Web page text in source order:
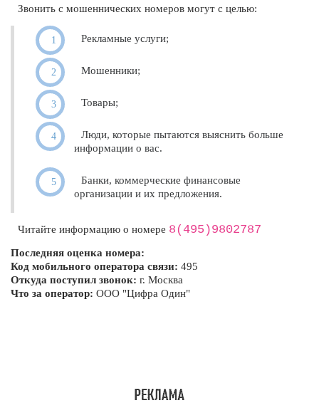
Звонить с мошеннических номеров могут с целью:
Рекламные услуги;
Мошенники;
Товары;
Люди, которые пытаются выяснить больше
информации о вас.
Банки, коммерческие финансовые
организации и их предложения.
Читайте информацию о номере 8(495)9802787
Последняя оценка номера:
Код мобильного оператора связи: 495
Откуда поступил звонок: г. Москва
Что за оператор: ООО "Цифра Один"